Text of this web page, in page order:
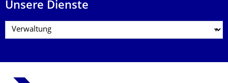
Unsere Dienste